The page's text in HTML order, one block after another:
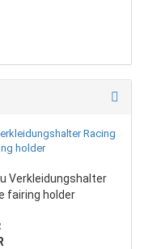
Verkleidungshalter
fairing holder